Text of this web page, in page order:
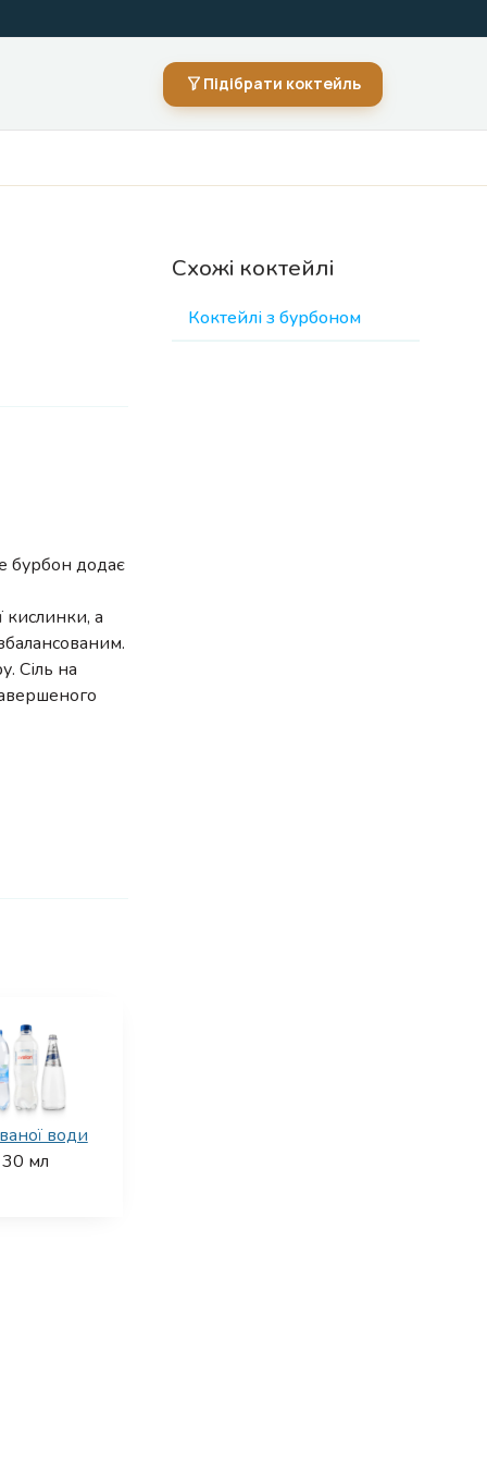
Підібрати коктейль
бурбон додає
кислинки, а
Сіль на
води
30 мл
Схожі коктейлі
Коктейлі з бурбоном